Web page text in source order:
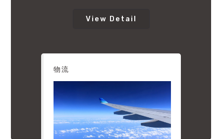
物流
View Detail